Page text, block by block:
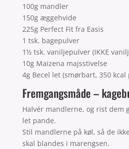
100g mandler
150g æggehvide
225g Perfect Fit fra Easis
1 tsk. bagepulver
1½ tsk. vaniljepulver (IKKE
10g Maizena majsstivelse
4g Becel let (smørbart, 350 kcal
Fremgangsmåde –
Halvér mandlerne, og rist dem
let pande.
Stil mandlerne på køl, så de
skal blandes i marengsen.